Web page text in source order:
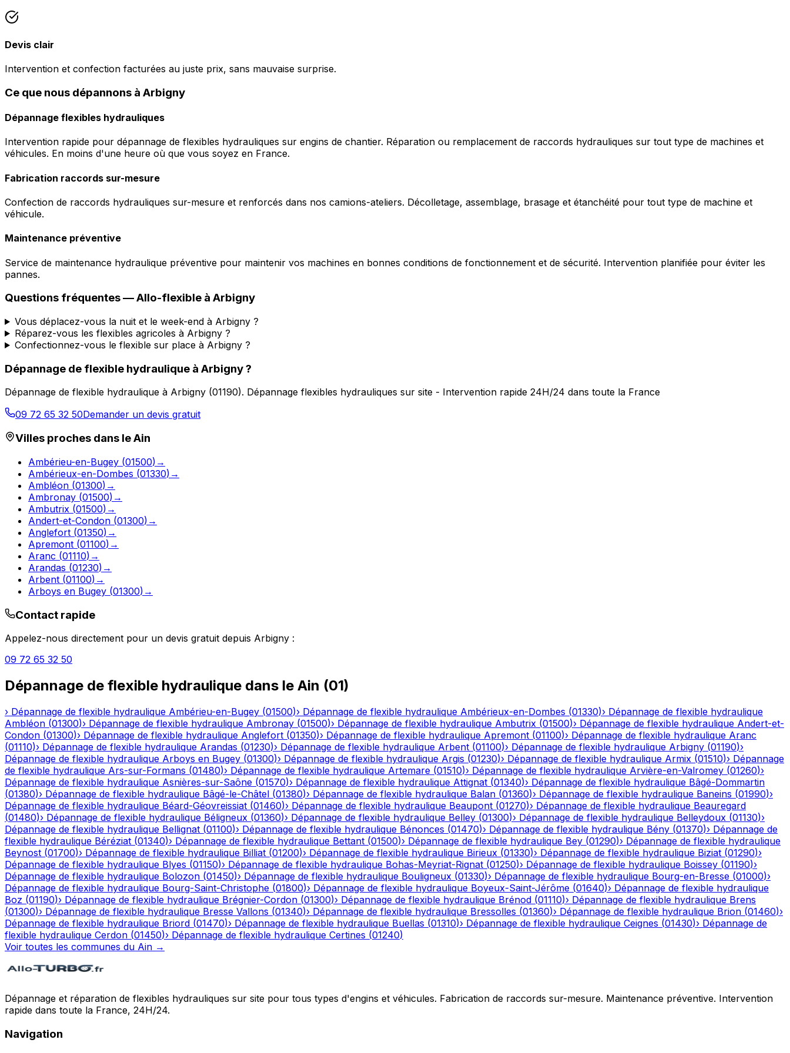
Devis clair
Intervention et confection facturées au juste prix, sans mauvaise surprise.
Ce que nous dépannons à Arbigny
Dépannage flexibles hydrauliques
Intervention rapide pour dépannage de flexibles hydrauliques sur engins de chantier. Réparation ou remplacement de raccords hydrauliques sur tout type de machines et
véhicules. En moins d'une heure où que vous soyez en France.
Fabrication raccords sur-mesure
Confection de raccords hydrauliques sur-mesure et renforcés dans nos camions-ateliers. Décolletage, assemblage, brasage et étanchéité pour tout type de machine et
véhicule.
Maintenance préventive
Service de maintenance hydraulique préventive pour maintenir vos machines en bonnes conditions de fonctionnement et de sécurité. Intervention planifiée pour éviter les
pannes.
Questions fréquentes —Allo-flexible à Arbigny
Vous déplacez-vous la nuit et le week-end à Arbigny ?
Réparez-vous les flexibles agricoles à Arbigny ?
Confectionnez-vous le flexible sur place à Arbigny ?
Dépannage de flexible hydraulique à Arbigny?
Dépannage de flexible hydraulique à Arbigny (01190). Dépannage flexibles hydrauliques sur site - Intervention rapide 24H/24 dans toute la France
09 72 65 32 50Demander un devis gratuit
Villes proches dans leAin
Ambérieu-en-Bugey (01500) →
Ambérieux-en-Dombes (01330) →
Ambléon (01300) →
Ambronay (01500) →
Ambutrix (01500) →
Andert-et-Condon (01300) →
Anglefort (01350) →
Apremont (01100) →
Aranc (01110) →
Arandas (01230) →
Arbent (01100) →
Arboys en Bugey (01300) →
Contact rapide
Appelez-nous directement pour un devis gratuit depuis Arbigny :
09 72 65 32 50
Dépannage de flexible hydraulique dans le Ain (01)
› Dépannage de flexible hydraulique Ambérieu-en-Bugey (01500)› Dépannage de flexible hydraulique Ambérieux-en-Dombes (01330)› Dépannage de flexible hydraulique
Ambléon (01300)› Dépannage de flexible hydraulique Ambronay (01500)› Dépannage de flexible hydraulique Ambutrix (01500)› Dépannage de flexible hydraulique Andert-et-
Condon (01300)› Dépannage de flexible hydraulique Anglefort (01350)› Dépannage de flexible hydraulique Apremont (01100)› Dépannage de flexible hydraulique Aranc
(01110)› Dépannage de flexible hydraulique Arandas (01230)› Dépannage de flexible hydraulique Arbent (01100)› Dépannage de flexible hydraulique Arbigny (01190)›
Dépannage de flexible hydraulique Arboys en Bugey (01300)› Dépannage de flexible hydraulique Argis (01230)› Dépannage de flexible hydraulique Armix (01510)› Dépannage
de flexible hydraulique Ars-sur-Formans (01480)› Dépannage de flexible hydraulique Artemare (01510)› Dépannage de flexible hydraulique Arvière-en-Valromey (01260)›
Dépannage de flexible hydraulique Asnières-sur-Saône (01570)› Dépannage de flexible hydraulique Attignat (01340)› Dépannage de flexible hydraulique Bâgé-Dommartin
(01380)› Dépannage de flexible hydraulique Bâgé-le-Châtel (01380)› Dépannage de flexible hydraulique Balan (01360)› Dépannage de flexible hydraulique Baneins (01990)›
Dépannage de flexible hydraulique Béard-Géovreissiat (01460)› Dépannage de flexible hydraulique Beaupont (01270)› Dépannage de flexible hydraulique Beauregard
(01480)› Dépannage de flexible hydraulique Béligneux (01360)› Dépannage de flexible hydraulique Belley (01300)› Dépannage de flexible hydraulique Belleydoux (01130)›
Dépannage de flexible hydraulique Bellignat (01100)› Dépannage de flexible hydraulique Bénonces (01470)› Dépannage de flexible hydraulique Bény (01370)› Dépannage de
flexible hydraulique Béréziat (01340)› Dépannage de flexible hydraulique Bettant (01500)› Dépannage de flexible hydraulique Bey (01290)› Dépannage de flexible hydraulique
Beynost (01700)› Dépannage de flexible hydraulique Billiat (01200)› Dépannage de flexible hydraulique Birieux (01330)› Dépannage de flexible hydraulique Biziat (01290)›
Dépannage de flexible hydraulique Blyes (01150)› Dépannage de flexible hydraulique Bohas-Meyriat-Rignat (01250)› Dépannage de flexible hydraulique Boissey (01190)›
Dépannage de flexible hydraulique Bolozon (01450)› Dépannage de flexible hydraulique Bouligneux (01330)› Dépannage de flexible hydraulique Bourg-en-Bresse (01000)›
Dépannage de flexible hydraulique Bourg-Saint-Christophe (01800)› Dépannage de flexible hydraulique Boyeux-Saint-Jérôme (01640)› Dépannage de flexible hydraulique
Boz (01190)› Dépannage de flexible hydraulique Brégnier-Cordon (01300)› Dépannage de flexible hydraulique Brénod (01110)› Dépannage de flexible hydraulique Brens
(01300)› Dépannage de flexible hydraulique Bresse Vallons (01340)› Dépannage de flexible hydraulique Bressolles (01360)› Dépannage de flexible hydraulique Brion (01460)›
Dépannage de flexible hydraulique Briord (01470)› Dépannage de flexible hydraulique Buellas (01310)› Dépannage de flexible hydraulique Ceignes (01430)› Dépannage de
flexible hydraulique Cerdon (01450)› Dépannage de flexible hydraulique Certines (01240)
Voir toutes les communes du Ain →
Dépannage et réparation de flexibles hydrauliques sur site pour tous types d'engins et véhicules. Fabrication de raccords sur-mesure. Maintenance préventive. Intervention
rapide dans toute la France, 24H/24.
Navigation